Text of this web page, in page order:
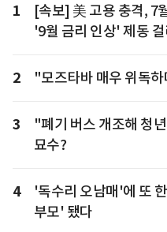
1
[속보] 美 고용 충격, 7
'9월 금리 인상' 제동
2 "모즈타바 매우 위독
3
"폐기 버스 개조해 청
묘수?
4
'독수리 오남매'에 또
부모' 됐다